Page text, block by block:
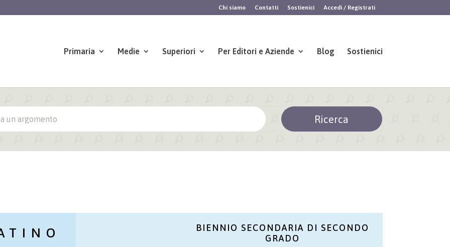
Chi siamo Contatti Sostienici Accedi / Registrati
Primaria Medie Superiori Per Editori e Aziende Blog Sostienici
BIENNIO SECONDARIA DI SECONDO
GRADO